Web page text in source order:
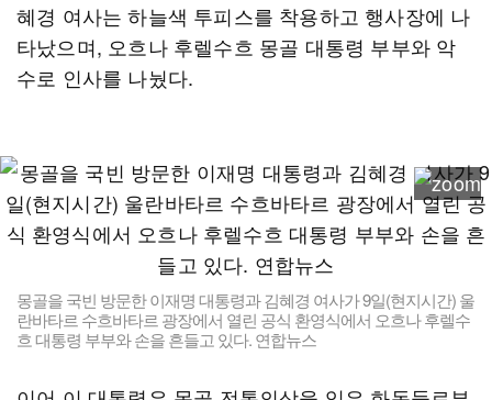
혜경 여사는 하늘색 투피스를 착용하고 행사장에 나
타났으며, 오흐나 후렐수흐 몽골 대통령 부부와 악
수로 인사를 나눴다.
몽골을 국빈 방문한 이재명 대통령과 김혜경 여사가 9일(현지시간) 울
란바타르 수흐바타르 광장에서 열린 공식 환영식에서 오흐나 후렐수
흐 대통령 부부와 손을 흔들고 있다. 연합뉴스